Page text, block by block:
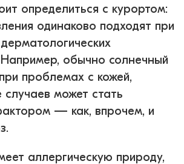
определиться с курортом:
одинаково подходят при
обычно солнечный
проблемах с кожей,
случаев может стать
— как, впрочем, и
аллергическую природу,